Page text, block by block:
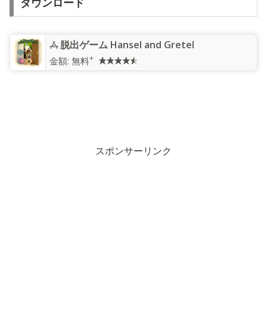
ダウンロード
脱出ゲーム Hansel and Gretel
金額: 無料+
スポンサーリンク